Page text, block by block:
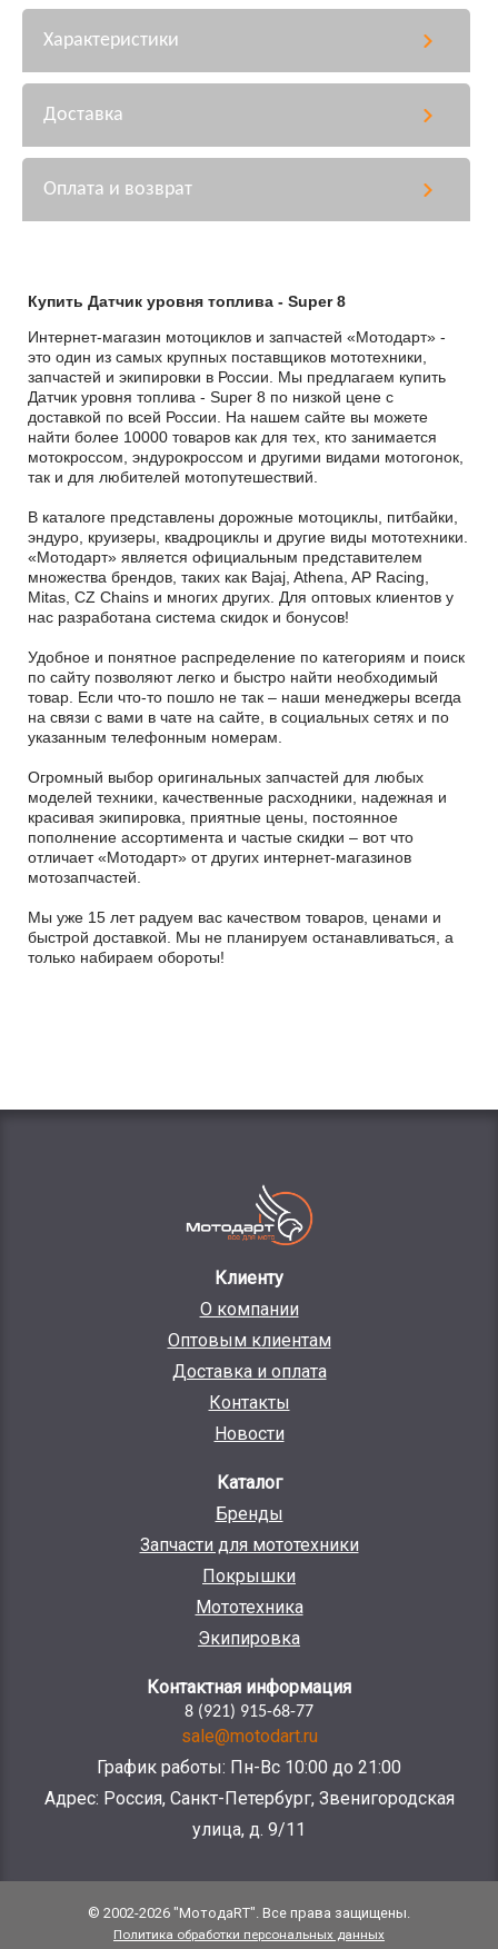
Характеристики
Доставка
Оплата и возврат
Купить Датчик уровня топлива - Super 8
Интернет-магазин мотоциклов и запчастей «Мотодарт» -
это один из самых крупных поставщиков мототехники,
запчастей и экипировки в России. Мы предлагаем купить
Датчик уровня топлива - Super 8 по низкой цене с
доставкой по всей России. На нашем сайте вы можете
найти более 10000 товаров как для тех, кто занимается
мотокроссом, эндурокроссом и другими видами мотогонок,
так и для любителей мотопутешествий.
В каталоге представлены дорожные мотоциклы, питбайки,
эндуро, круизеры, квадроциклы и другие виды мототехники.
«Мотодарт» является официальным представителем
множества брендов, таких как Bajaj, Athena, AP Racing,
Mitas, CZ Chains и многих других. Для оптовых клиентов у
нас разработана система скидок и бонусов!
Удобное и понятное распределение по категориям и поиск
по сайту позволяют легко и быстро найти необходимый
товар. Если что-то пошло не так – наши менеджеры всегда
на связи с вами в чате на сайте, в социальных сетях и по
указанным телефонным номерам.
Огромный выбор оригинальных запчастей для любых
моделей техники, качественные расходники, надежная и
красивая экипировка, приятные цены, постоянное
пополнение ассортимента и частые скидки – вот что
отличает «Мотодарт» от других интернет-магазинов
мотозапчастей.
Мы уже 15 лет радуем вас качеством товаров, ценами и
быстрой доставкой. Мы не планируем останавливаться, а
только набираем обороты!
Клиенту
О компании
Оптовым клиентам
Доставка и оплата
Контакты
Новости
Каталог
Бренды
Запчасти для мототехники
Покрышки
Мототехника
Экипировка
Контактная информация
8 (921) 915-68-77
sale@motodart.ru
График работы: Пн-Вс 10:00 до 21:00
Адрес: Россия, Санкт-Петербург, Звенигородская
улица, д. 9/11
© 2002-2026 "МотодаRT". Все права защищены.
Политика обработки персональных данных